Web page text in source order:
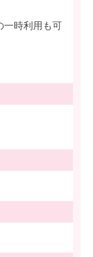
一時利用も可